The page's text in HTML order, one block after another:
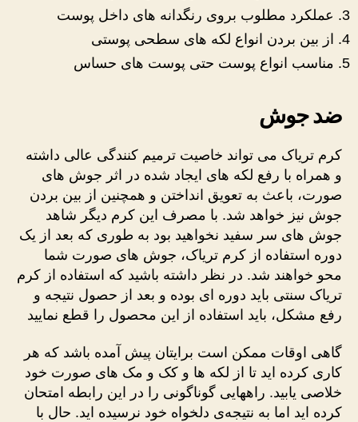
عملکرد مطلوب بروی رنگدانه های داخل پوست
از بین بردن انواع لکه های سطحی پوستی
مناسب انواع پوست حتی پوست های حساس
ضد جوش
کرم تریاک می تواند خاصیت ترمیم کنندگی عالی داشته
و همراه با رفع لکه های ایجاد شده در اثر جوش های
صورت، باعث به تعویق انداختن و همچنین از بین بردن
جوش نیز خواهد شد. با مصرف این کرم دیگر شاهد
جوش های سر سفید نخواهید بود به طوری که بعد از یک
دوره استفاده از کرم تریاک، جوش های صورت شما
محو خواهند شد. در نظر داشته باشید که استفاده از کرم
تریاک سنتی باید دوره ای بوده و بعد از حصول نتیجه و
رفع مشکل، باید استفاده از این محصول را قطع نمایید
گاهی اوقات ممکن است برایتان پیش آمده باشد که هر
کاری کرده اید تا از لکه ها و کک و مک های صورت خود
خلاصی یابید. راههایی گوناگونی را در این رابطه امتحان
کرده اید اما به نتیجه‌ی دلخواه خود نرسیده اید. حال با